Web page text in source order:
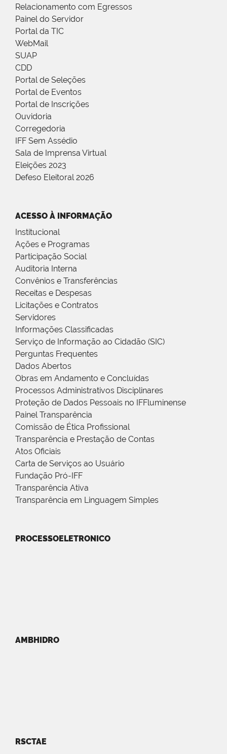
Relacionamento com Egressos
Painel do Servidor
Portal da TIC
WebMail
SUAP
CDD
Portal de Seleções
Portal de Eventos
Portal de Inscrições
Ouvidoria
Corregedoria
IFF Sem Assédio
Sala de Imprensa Virtual
Eleições 2023
Defeso Eleitoral 2026
ACESSO À INFORMAÇÃO
Institucional
Ações e Programas
Participação Social
Auditoria Interna
Convênios e Transferências
Receitas e Despesas
Licitações e Contratos
Servidores
Informações Classificadas
Serviço de Informação ao Cidadão (SIC)
Perguntas Frequentes
Dados Abertos
Obras em Andamento e Concluídas
Processos Administrativos Disciplinares
Proteção de Dados Pessoais no IFFluminense
Painel Transparência
Comissão de Ética Profissional
Transparência e Prestação de Contas
Atos Oficiais
Carta de Serviços ao Usuário
Fundação Pró-IFF
Transparência Ativa
Transparência em Linguagem Simples
PROCESSOELETRONICO
AMBHIDRO
RSCTAE